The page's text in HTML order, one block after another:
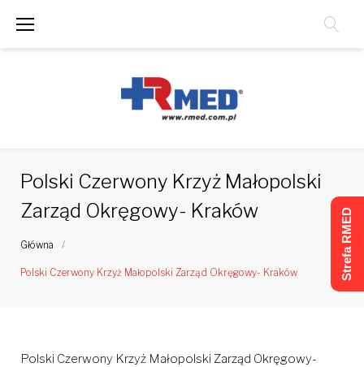
Polski Czerwony Krzyż Małopolski
Zarząd Okręgowy- Kraków
Główna /
Polski Czerwony Krzyż Małopolski Zarząd Okręgowy- Kraków
Polski Czerwony Krzyż Małopolski Zarząd Okręgowy-
Strefa RMED